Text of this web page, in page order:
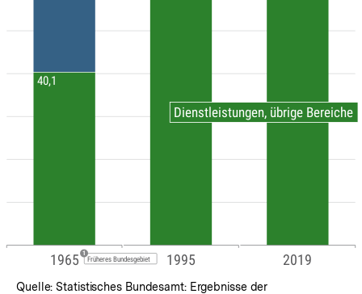
Quelle: Statistisches Bundesamt: Ergebnisse der